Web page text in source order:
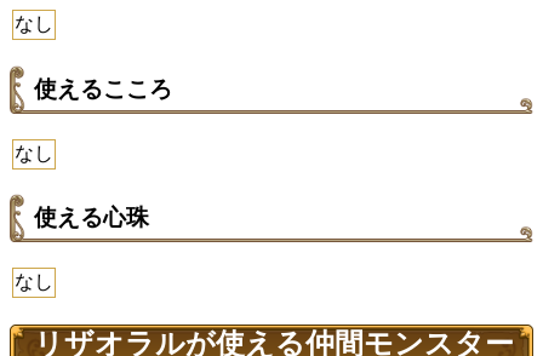
なし
使えるこころ
なし
使える心珠
なし
リザオラルが使える仲間モンスター